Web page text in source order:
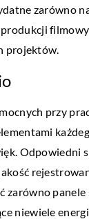
zarówno
projektów.
przy
Odpowiedni
zarówno
niewiele